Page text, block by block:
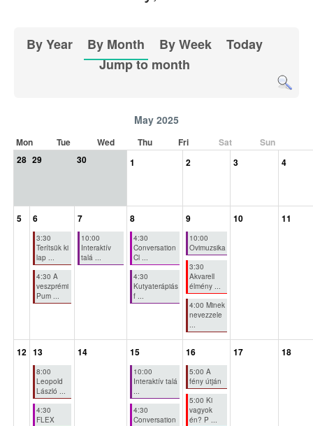
By Year By Month By Week
Today
Jump to month
May 2025
Mon Tue Wed Thu Fri Sat
Sun
28 29 30 1 2 3 4
5 6
3:30
Terítsük ki
lap ...
4:30 A
veszprémi
Pum ...
7
10:00
Interaktív
talá ...
8
4:30
Conversation
Cl ...
4:30
Kutyaterápiás
f ...
9
10:00
Ovimuzsika
3:30
Akvarell
élmény ...
4:00 Minek
nevezzele
...
10 11
12 13
8:00
Leopold
László ...
4:30
FLEX
14 15
10:00
Interaktív talá
...
4:30
Conversation
16
5:00 A
fény útján
5:00 Ki
vagyok
én? P ...
17 18